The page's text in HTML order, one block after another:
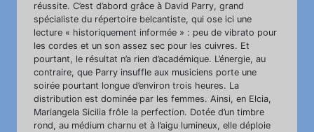
réussite. C’est d’abord grâce à David Parry, grand
spécialiste du répertoire belcantiste, qui ose ici une
lecture « historiquement informée » : peu de vibrato pour
les cordes et un son assez sec pour les cuivres. Et
pourtant, le résultat n’a rien d’académique. L’énergie, au
contraire, que Parry insuffle aux musiciens porte une
soirée pourtant longue d’environ trois heures. La
distribution est dominée par les femmes. Ainsi, en Elcia,
Mariangela Sicilia frôle la perfection. Dotée d’un timbre
rond, au médium charnu et à l’aigu lumineux, elle déploie